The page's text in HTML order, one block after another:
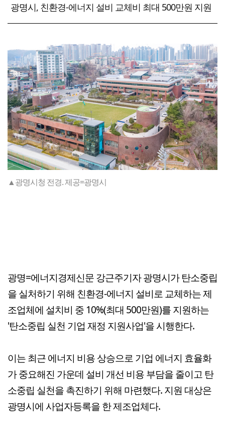
광명시, 친환경-에너지 설비 교체비 최대 500만원 지원
▲광명시청 전경. 제공=광명시
광명=에너지경제신문 강근주기자 광명시가 탄소중립
을 실처하기 위해 친환경-에너지 설비로 교체하는 제
조업체에 설치비 중 10%(최대 500만원)를 지원하는
'탄소중립 실천 기업 재정 지원사업'을 시행한다.
이는 최근 에너지 비용 상승으로 기업 에너지 효율화
가 중요해진 가운데 설비 개선 비용 부담을 줄이고 탄
소중립 실천을 촉진하기 위해 마련했다. 지원 대상은
광명시에 사업자등록을 한 제조업체다.